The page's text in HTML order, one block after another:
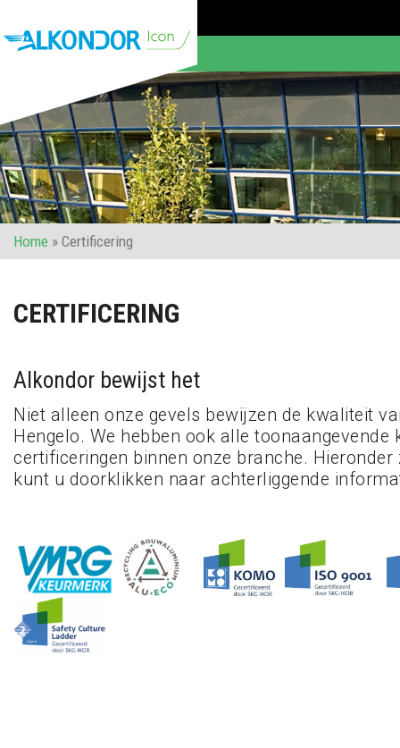
Home » Certificering
CERTIFICERING
Alkondor bewijst het
Niet alleen onze gevels bewijzen de kwaliteit
Hengelo. We hebben ook alle toonaangevende
certificeringen binnen onze branche. Hieronder
kunt u doorklikken naar achterliggende